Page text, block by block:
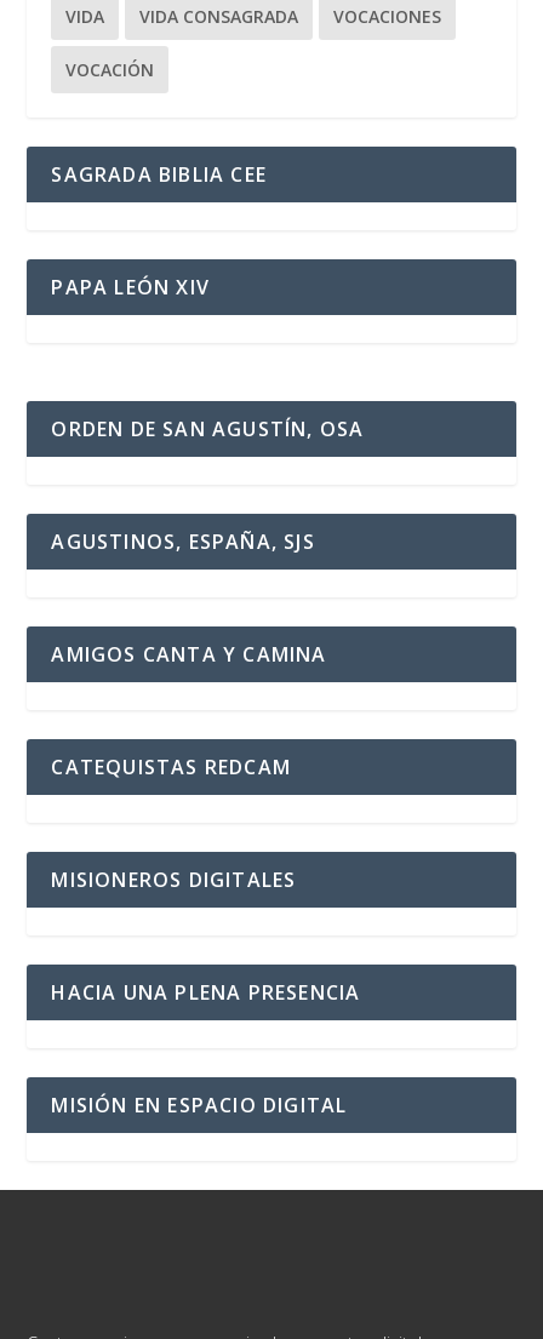
VIDA VIDA CONSAGRADA VOCACIONES
VOCACIÓN
SAGRADA BIBLIA CEE
PAPA LEÓN XIV
ORDEN DE SAN AGUSTÍN, OSA
AGUSTINOS, ESPAÑA, SJS
AMIGOS CANTA Y CAMINA
CATEQUISTAS REDCAM
MISIONEROS DIGITALES
HACIA UNA PLENA PRESENCIA
MISIÓN EN ESPACIO DIGITAL